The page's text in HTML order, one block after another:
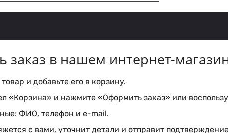
заказ в нашем интернет-
и добавьте его в корзину.
«Корзина» и нажмите «Оформить заказ» или
ФИО, телефон и e-mail.
с вами, уточнит детали и отправит подтверждение